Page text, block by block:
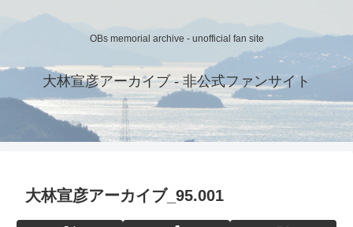
OBs memorial archive - unofficial fan site
大林宣彦アーカイブ - 非公式ファンサイト
大林宣彦アーカイブ_95.001